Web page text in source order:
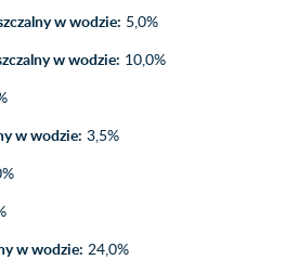
w wodzie: 5,0%
w wodzie: 10,0%
w wodzie: 3,5%
w wodzie: 24,0%